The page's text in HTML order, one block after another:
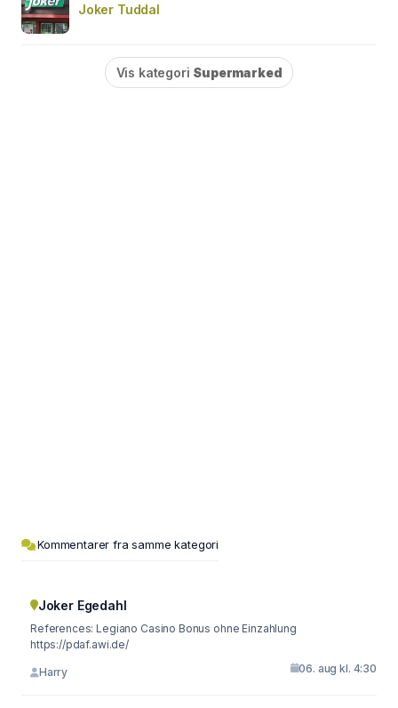
Joker Tuddal
Vis kategori Supermarked
Kommentarer fra samme kategori
Joker Egedahl
References: Legiano Casino Bonus ohne Einzahlung
https://pdaf.awi.de/
Harry 06. aug kl. 4:30